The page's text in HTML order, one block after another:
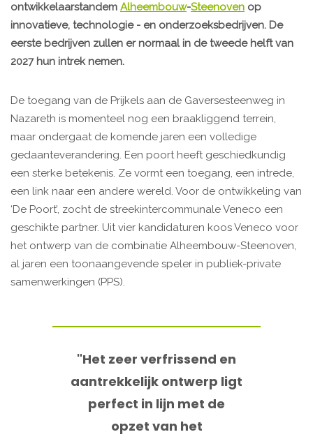
ontwikkelaarstandem Alheembouw-Steenoven op
innovatieve, technologie - en onderzoeksbedrijven. De
eerste bedrijven zullen er normaal in de tweede helft van
2027 hun intrek nemen.
De toegang van de Prijkels aan de Gaversesteenweg in
Nazareth is momenteel nog een braakliggend terrein,
maar ondergaat de komende jaren een volledige
gedaanteverandering. Een poort heeft geschiedkundig
een sterke betekenis. Ze vormt een toegang, een intrede,
een link naar een andere wereld. Voor de ontwikkeling van
‘De Poort’, zocht de streekintercommunale Veneco een
geschikte partner. Uit vier kandidaturen koos Veneco voor
het ontwerp van de combinatie Alheembouw-Steenoven,
al jaren een toonaangevende speler in publiek-private
samenwerkingen (PPS).
"Het zeer verfrissend en
aantrekkelijk ontwerp ligt
perfect in lijn met de
opzet van het